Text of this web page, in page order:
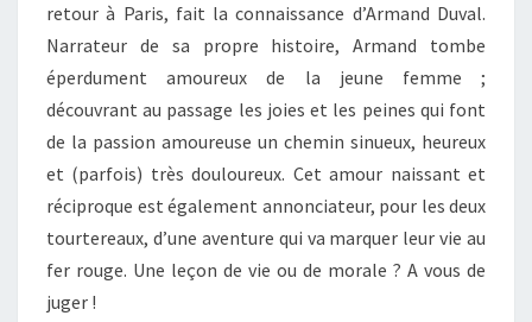
retour à Paris, fait la connaissance d’Armand Duval.
Narrateur de sa propre histoire, Armand tombe
éperdument amoureux de la jeune femme ;
découvrant au passage les joies et les peines qui font
de la passion amoureuse un chemin sinueux, heureux
et (parfois) très douloureux. Cet amour naissant et
réciproque est également annonciateur, pour les deux
tourtereaux, d’une aventure qui va marquer leur vie au
fer rouge. Une leçon de vie ou de morale ? A vous de
juger !